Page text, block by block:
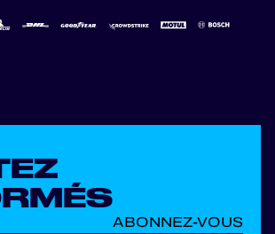
ABONNEZ-VOUS